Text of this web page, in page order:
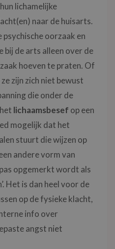
lichamelijke
naar de huisarts.
psychische oorzaak en
bij de arts alleen over de
hoeven te praten. Of
zijn zich niet bewust
die onder de
lichaamsbesef op een
mogelijk dat het
stuurt die wijzen op
andere vorm van
opgemerkt wordt als
Het is dan heel voor de
op de fysieke klacht,
info over
angst niet